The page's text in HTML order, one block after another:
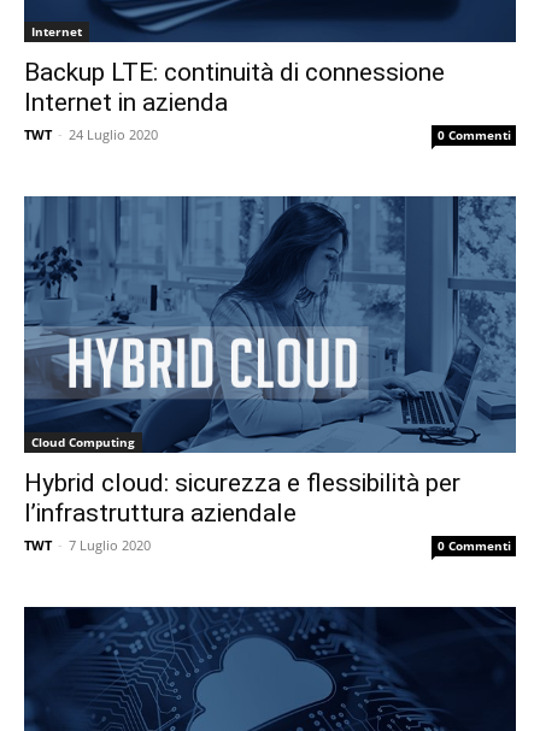
Internet
Backup LTE: continuità di connessione
Internet in azienda
TWT - 24 Luglio 2020 0 Commenti
Cloud Computing
Hybrid cloud: sicurezza e flessibilità per
l’infrastruttura aziendale
TWT - 7 Luglio 2020 0 Commenti